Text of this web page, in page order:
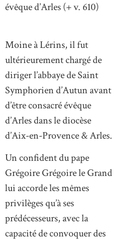
évêque d’Arles (+ v. 610)
Moine à Lérins, il fut
ultérieurement chargé de
diriger l’abbaye de Saint
Symphorien d’Autun avant
d’être consacré évêque
d’Arles dans le diocèse
d’Aix-en-Provence & Arles.
Un confident du pape
Grégoire Grégoire le Grand
lui accorde les mêmes
privilèges qu’à ses
prédécesseurs, avec la
capacité de convoquer des